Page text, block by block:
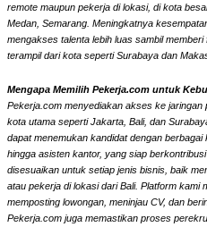
remote maupun pekerja di lokasi, di kota
Medan, Semarang. Meningkatnya
mengakses talenta lebih luas sambil
terampil dari kota seperti Surabaya dan
Mengapa Memilih Pekerja.com untuk
Pekerja.com menyediakan akses ke
kota utama seperti Jakarta, Bali, dan
dapat menemukan kandidat dengan
hingga asisten kantor, yang siap
disesuaikan untuk setiap jenis bisnis, baik
atau pekerja di lokasi dari Bali. Platform kami
memposting lowongan, meninjau CV, dan
Pekerja.com juga memastikan proses